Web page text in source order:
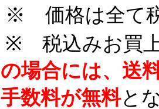
※ 価格は全て
※ 税込みお買
の場合には、送
手数料が無料と